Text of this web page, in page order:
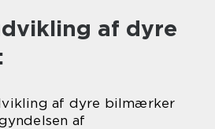
af dyre
af dyre bilmærker
af